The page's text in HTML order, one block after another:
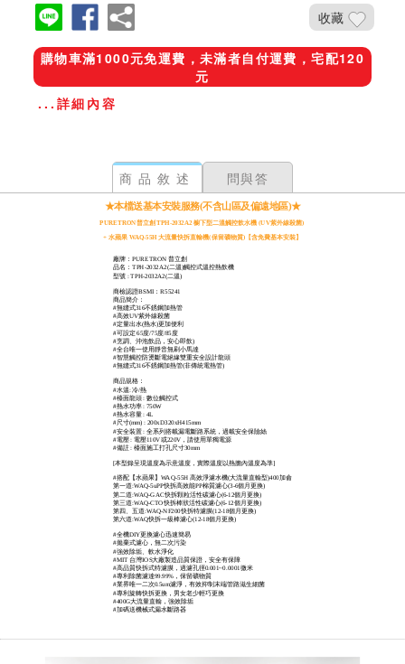
收藏
購物車滿1000元免運費，未滿者自付運費，宅配120
元
...詳細內容
商品敘述 問與答